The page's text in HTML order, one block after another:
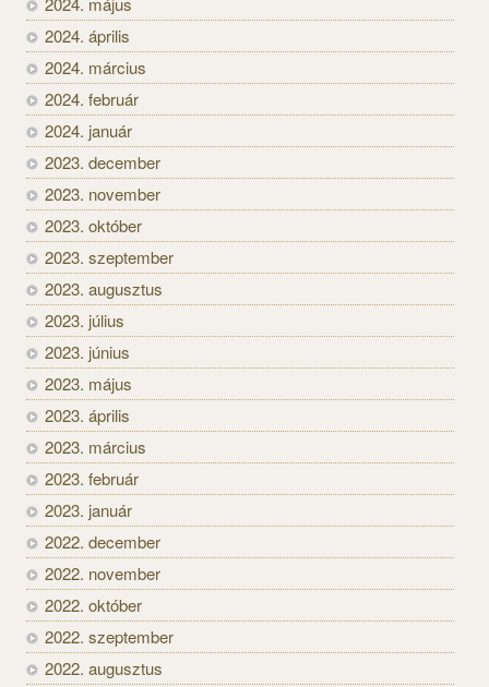
2024. április
2024. március
2024. február
2024. január
2023. december
2023. november
2023. október
2023. szeptember
2023. augusztus
2023. július
2023. június
2023. május
2023. április
2023. március
2023. február
2023. január
2022. december
2022. november
2022. október
2022. szeptember
2022. augusztus